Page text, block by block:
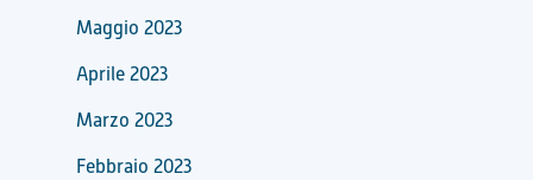
Maggio 2023
Aprile 2023
Marzo 2023
Febbraio 2023